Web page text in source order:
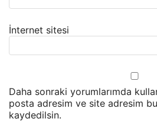
İnternet sitesi
Daha sonraki yorumlarımda
posta adresim ve site adresim bu
kaydedilsin.